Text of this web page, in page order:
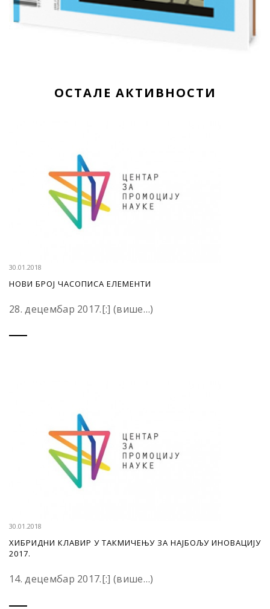
ОСТАЛЕ АКТИВНОСТИ
30.01.2018
НОВИ БРОЈ ЧАСОПИСА ЕЛЕМЕНТИ
28. децембар 2017.[:] (више…)
30.01.2018
ХИБРИДНИ КЛАВИР У ТАКМИЧЕЊУ ЗА НАЈБОЉУ ИНОВАЦИЈУ
2017.
14. децембар 2017.[:] (више…)